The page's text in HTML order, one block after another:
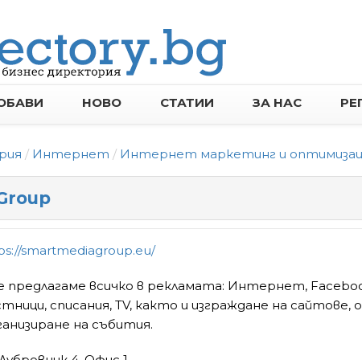
НОВО СТАТИИ ЗА НАС
Интернет Интернет маркетинг и
smartmediagroup.eu/
предлагаме всичко в рекламата: Интернет,
списания, TV, както и изграждане на сайтове,
на събития.